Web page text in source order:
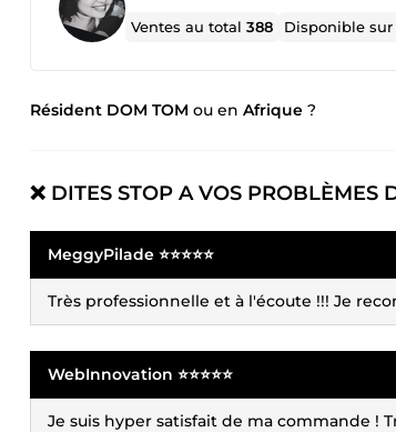
Ventes au total388 Disponible
Résident DOM TOM ou en Afrique ?
❌ DITES STOP A VOS PROBLÈMES
MeggyPilade ⭐⭐⭐⭐⭐
Très professionnelle et à l'écoute !!! Je
WebInnovation ⭐⭐⭐⭐⭐
Je suis hyper satisfait de ma commande !